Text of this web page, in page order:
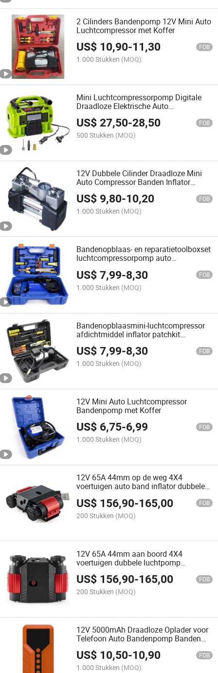
2 Cilinders Bandenpomp 12V Mini Auto
Luchtcompressor met Koffer
US$ 10,90-11,30 FOB
1.000 Stukken (MOQ)
Mini Luchtcompressorpomp Digitale
Draadloze Elektrische Auto
Bandenpomp 12V DC 220V
US$27,50-28,50 FOB
500 Stukken (MOQ)
12V Dubbele Cilinder Draadloze Mini
Auto Compressor Banden Inflator
Luchtpomp 150psi
US$ 9,80-10,20 FOB
1.000 Stukken (MOQ)
Bandenopblaas- en reparatietoolboxset
luchtcompressorpomp auto
US$7,99-8,30 FOB
1.000 Stukken (MOQ)
Bandenopblaasmini-luchtcompressor
afdichtmiddel inflator patchkit
bandenpomp
US$7,99-8,30 FOB
1.000 Stukken (MOQ)
12V Mini Auto Luchtcompressor
Bandenpomp met Koffer
US$ 6,75-6,99 FOB
1.000 Stukken (MOQ)
12V 65A 44mm op de weg 4X4
voertuigen auto band inflator dubbele
US$ 156,90-165,00 FOB
200 Stukken (MOQ)
12V 65A 44mm aan boord 4X4
voertuigen dubbele luchtpomp
compressor bandenopblazer
US$ 156,90-165,00 FOB
200 Stukken (MOQ)
12V 5000mAh Draadloze Oplader voor
Telefoon Auto Bandenpomp Banden
Inflator
US$ 10,50-10,90 FOB
1.000 Stukken (MOQ)